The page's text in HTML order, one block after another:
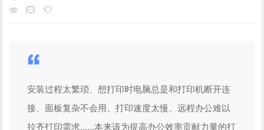
安装过程太繁琐、想打印时电脑总是和打印机断开连
接、面板复杂不会用、打印速度太慢、远程办公难以
拉齐打印需求......本来该为提高办公效率贡献力量的打